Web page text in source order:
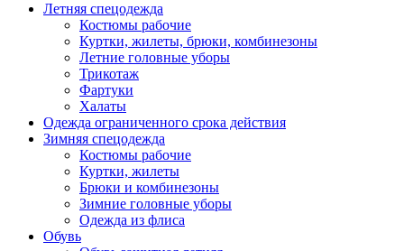
Летняя спецодежда
Костюмы рабочие
Куртки, жилеты, брюки, комбинезоны
Летние головные уборы
Трикотаж
Фартуки
Халаты
Одежда ограниченного срока действия
Зимняя спецодежда
Костюмы рабочие
Куртки, жилеты
Брюки и комбинезоны
Зимние головные уборы
Одежда из флиса
Обувь